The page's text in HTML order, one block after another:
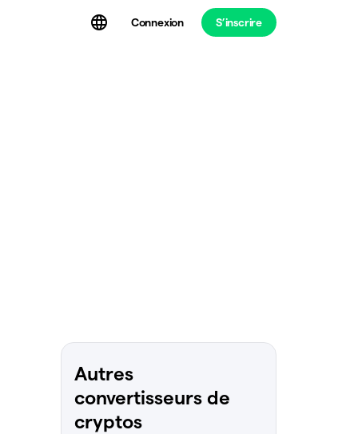
Connexion S’inscrire
Autres
convertisseurs de
cryptos